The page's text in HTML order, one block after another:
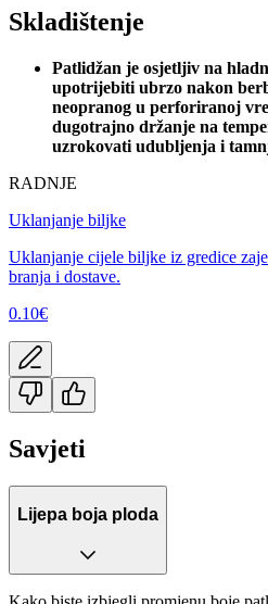
Skladištenje
Patlidžan je osjetljiv na
upotrijebiti ubrzo nakon
neopranog u perforiranoj
dugotrajno držanje na
uzrokovati udubljenja i
RADNJE
Uklanjanje biljke
Uklanjanje cijele biljke iz gredice
branja i dostave.
0.10€
Savjeti
Lijepa boja ploda